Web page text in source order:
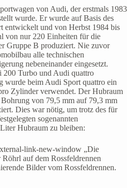
von Audi, der erstmals 1983
wurde. Er wurde auf Basis des
entwickelt und von Herbst 1984 bis
von nur 220 Einheiten für die
Gruppe B produziert. Nie zuvor
alle technischen
nebeneinander eingesetzt.
200 Turbo und Audi quattro
wurde beim Audi Sport quattro ein
Zylinder verwendet. Der Hubraum
von 79,5 mm auf 79,3 mm
Dies war nötig, um trotz des für
sogenannten
Hubraum zu bleiben:
link-new-window „Die
auf dem Rossfeldrennen
Bilder vom Rossfeldrennen.